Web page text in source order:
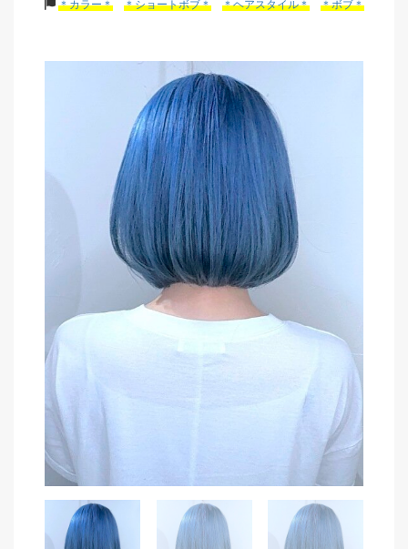
＊カラー＊ ＊ショートボブ＊ ＊ヘアスタイル＊ ＊ボブ＊